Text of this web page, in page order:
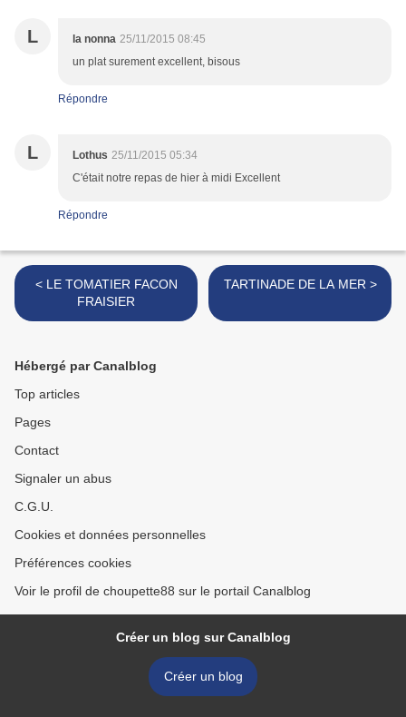
L la nonna 25/11/2015 08:45
un plat surement excellent, bisous
Répondre
L Lothus 25/11/2015 05:34
C'était notre repas de hier à midi Excellent
Répondre
< LE TOMATIER FACON
FRAISIER
TARTINADE DE LA MER >
Hébergé par Canalblog
Top articles
Pages
Contact
Signaler un abus
C.G.U.
Cookies et données personnelles
Préférences cookies
Voir le profil de choupette88 sur le portail Canalblog
Créer un blog sur Canalblog
Créer un blog